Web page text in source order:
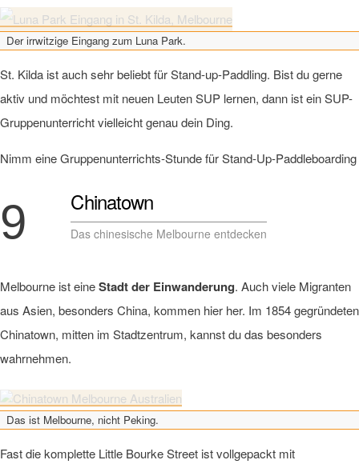
Der irrwitzige Eingang zum Luna Park.
St. Kilda ist auch sehr beliebt für Stand-up-Paddling. Bist du gerne
aktiv und möchtest mit neuen Leuten SUP lernen, dann ist ein SUP-
Gruppenunterricht vielleicht genau dein Ding.
Nimm eine Gruppenunterrichts-Stunde für Stand-Up-Paddleboarding
9 Chinatown
Das chinesische Melbourne entdecken
Melbourne ist eineStadt der Einwanderung. Auch viele Migranten
aus Asien, besonders China, kommen hier her. Im 1854 gegründeten
Chinatown, mitten im Stadtzentrum, kannst du das besonders
wahrnehmen.
Das ist Melbourne, nicht Peking.
Fast die komplette Little Bourke Street ist vollgepackt mit